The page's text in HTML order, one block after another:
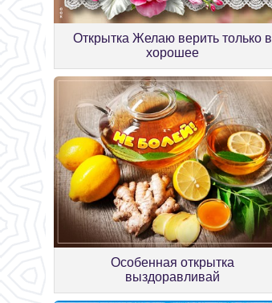
Открытка Желаю верить только в
хорошее
Особенная открытка
выздоравливай